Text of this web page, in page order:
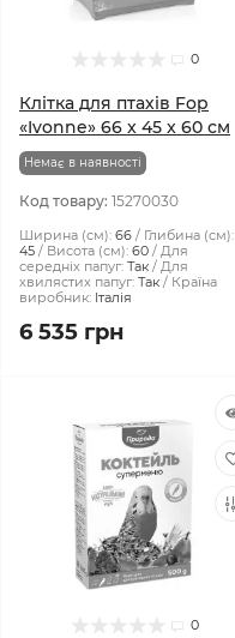
0
Клітка для птахів Fop
«Ivonne» 66 x 45 x 60 см
Немає в наявності
Код товару: 15270030
Ширина (см): 66
Глибина (см):
45
Висота (см): 60
Для
середніх папуг: Так
Для
хвилястих папуг: Так
Країна
виробник: Італія
6 535 грн
0